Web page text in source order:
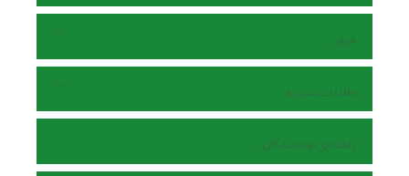
مرور
اطلاعات نشریه
راهنمای نویسندگان